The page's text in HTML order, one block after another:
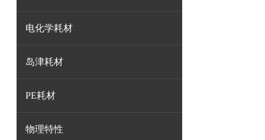
电化学耗材
岛津耗材
PE耗材
物理特性